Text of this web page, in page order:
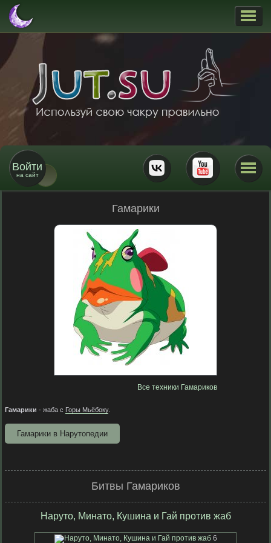
Войти
на сайт
Гамарики
Все техники Гамариков
Гамарики - жаба с Горы Мьёбоку.
Гамарики в Нарутопедии
Битвы Гамариков
Наруто, Минато, Кушина и Гай против жаб
6